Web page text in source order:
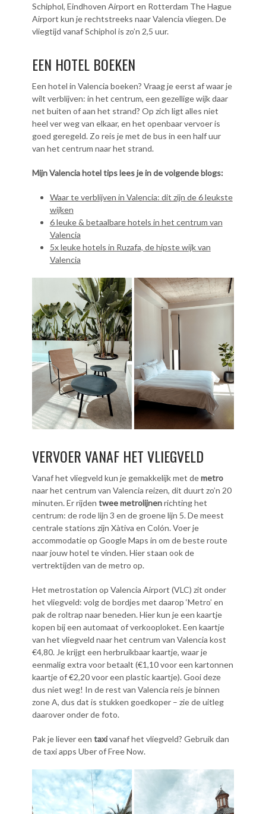
Schiphol, Eindhoven Airport en Rotterdam The Hague
Airport kun je rechtstreeks naar Valencia vliegen. De
vliegtijd vanaf Schiphol is zo’n 2,5 uur.
EEN HOTEL BOEKEN
Een hotel in Valencia boeken? Vraag je eerst af waar je
wilt verblijven: in het centrum, een gezellige wijk daar
net buiten of aan het strand? Op zich ligt alles niet
heel ver weg van elkaar, en het openbaar vervoer is
goed geregeld. Zo reis je met de bus in een half uur
van het centrum naar het strand.
Mijn Valencia hotel tips lees je in de volgende blogs:
Waar te verblijven in Valencia: dit zijn de 6 leukste
wijken
6 leuke & betaalbare hotels in het centrum van
Valencia
5x leuke hotels in Ruzafa, de hipste wijk van
Valencia
VERVOER VANAF HET VLIEGVELD
Vanaf het vliegveld kun je gemakkelijk met demetro
naar het centrum van Valencia reizen, dit duurt zo’n 20
minuten. Er rijden twee metrolijnenrichting het
centrum: de rode lijn 3 en de groene lijn 5. De meest
centrale stations zijn Xàtiva en Colón. Voer je
accommodatie op Google Maps in om de beste route
naar jouw hotel te vinden. Hier staan ook de
vertrektijden van de metro op.
Het metrostation op Valencia Airport (VLC) zit onder
het vliegveld: volg de bordjes met daarop ‘Metro’ en
pak de roltrap naar beneden. Hier kun je een kaartje
kopen bij een automaat of verkooploket. Een kaartje
van het vliegveld naar het centrum van Valencia kost
€4,80. Je krijgt een herbruikbaar kaartje, waar je
eenmalig extra voor betaalt (€1,10 voor een kartonnen
kaartje of €2,20 voor een plastic kaartje). Gooi deze
dus niet weg! In de rest van Valencia reis je binnen
zone A, dus dat is stukken goedkoper – zie de uitleg
daarover onder de foto.
Pak je liever een taxivanaf het vliegveld? Gebruik dan
de taxi apps Uber of Free Now.